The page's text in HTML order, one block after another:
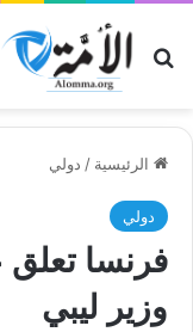
بحث عن
الرئيسية / دولي
دولي
فرنسا تعلق
وزير ليبي